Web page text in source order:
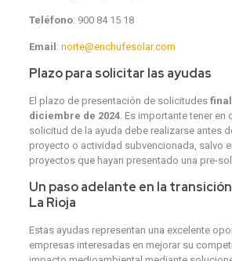
Teléfono: 900 84 15 18
Email : norte@enchufesolar.com
Plazo para solicitar las ayudas
El plazo de presentación de solicitudes
diciembre de 2024. Es importante tener en
solicitud de la ayuda debe realizarse antes
proyecto o actividad subvencionada, salvo
proyectos que hayan presentado una pre-
Un paso adelante en la
La Rioja
Estas ayudas representan una excelente
empresas interesadas en mejorar su